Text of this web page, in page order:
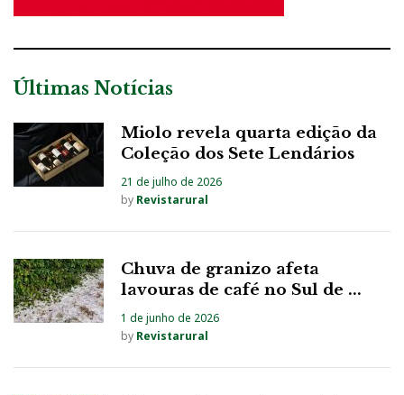
Últimas Notícias
Miolo revela quarta edição da
Coleção dos Sete Lendários
21 de julho de 2026
by Revistarural
Chuva de granizo afeta
lavouras de café no Sul de ...
1 de junho de 2026
by Revistarural